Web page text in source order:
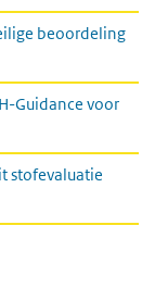
beoordeling
Guidance voor
stofevaluatie